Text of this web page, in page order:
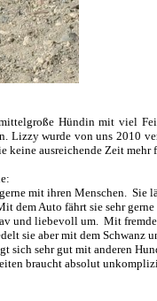
Hündin mit viel
Lizzy wurde von uns 2010
keine ausreichende Zeit mehr
mit ihren Menschen. Sie
dem Auto fährt sie sehr
und liebevoll um. Mit
sie aber mit dem Schwanz
sich sehr gut mit anderen
braucht absolut